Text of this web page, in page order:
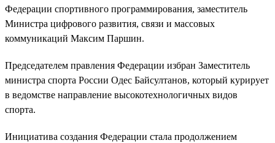
Федерации спортивного программирования, заместитель
Министра цифрового развития, связи и массовых
коммуникаций Максим Паршин.
Председателем правления Федерации избран Заместитель
министра спорта России Одес Байсултанов, который курирует
в ведомстве направление высокотехнологичных видов
спорта.
Инициатива создания Федерации стала продолжением